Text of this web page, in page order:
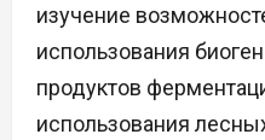
изучение
использования
продуктов
использования